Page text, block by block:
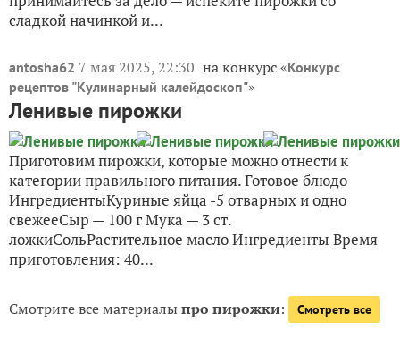
сладкой начинкой и...
antosha62 7 мая 2025, 22:30 на конкурс «Конкурс
рецептов "Кулинарный калейдоскоп"»
Ленивые пирожки
Приготовим пирожки, которые можно отнести к
категории правильного питания. Готовое блюдо
ИнгредиентыКуриные яйца -5 отварных и одно
свежееСыр — 100 г Мука — 3 ст.
ложкиСольРастительное масло Ингредиенты Время
приготовления: 40...
Смотрите все материалыпро пирожки: Смотреть все